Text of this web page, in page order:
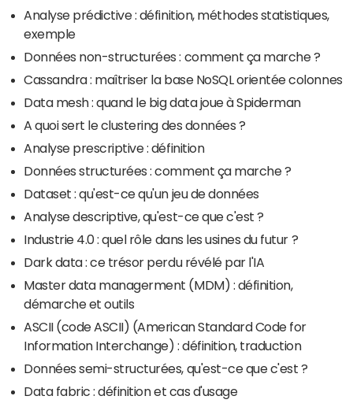
Analyse prédictive : définition, méthodes statistiques,
exemple
Données non-structurées : comment ça marche ?
Cassandra : maîtriser la base NoSQL orientée colonnes
Data mesh : quand le big data joue à Spiderman
A quoi sert le clustering des données ?
Analyse prescriptive : définition
Données structurées : comment ça marche ?
Dataset : qu'est-ce qu'un jeu de données
Analyse descriptive, qu'est-ce que c'est ?
Industrie 4.0 : quel rôle dans les usines du futur ?
Dark data : ce trésor perdu révélé par l'IA
Master data managerment (MDM) : définition,
démarche et outils
ASCII (code ASCII) (American Standard Code for
Information Interchange) : définition, traduction
Données semi-structurées, qu'est-ce que c'est ?
Data fabric : définition et cas d'usage